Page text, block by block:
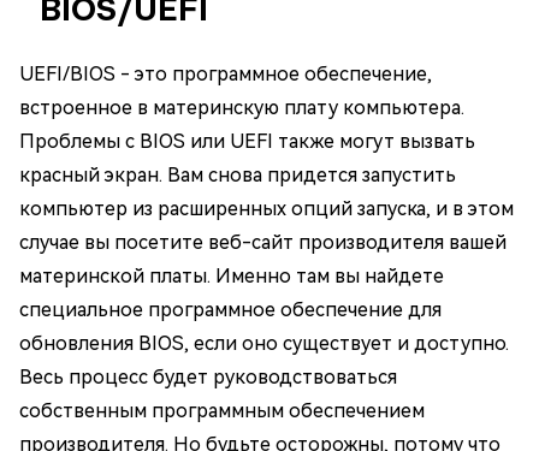
BIOS/UEFI
UEFI/BIOS - это программное обеспечение,
встроенное в материнскую плату компьютера.
Проблемы с BIOS или UEFI также могут вызвать
красный экран. Вам снова придется запустить
компьютер из расширенных опций запуска, и в этом
случае вы посетите веб-сайт производителя вашей
материнской платы. Именно там вы найдете
специальное программное обеспечение для
обновления BIOS, если оно существует и доступно.
Весь процесс будет руководствоваться
собственным программным обеспечением
производителя. Но будьте осторожны, потому что